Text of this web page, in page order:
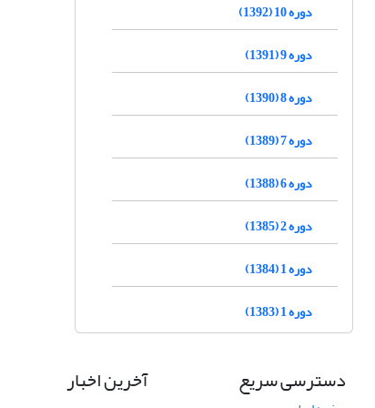
دوره 10 (1392)
دوره 9 (1391)
دوره 8 (1390)
دوره 7 (1389)
دوره 6 (1388)
دوره 2 (1385)
دوره 1 (1384)
دوره 1 (1383)
دسترسی سریع آخرین اخبار